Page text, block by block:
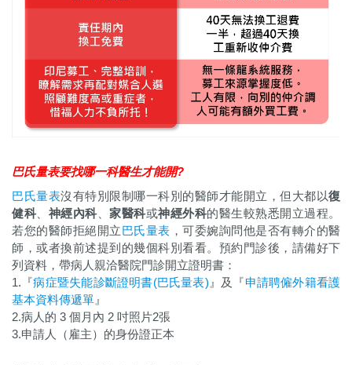
巴氏量表要找哪一科醫生才能開?
巴氏量表沒有特別限制哪一科別的醫師才能開立，但大都以復
健科、 神經內科、 家醫科或神經外科的醫生較熟悉開立過程。
若您的醫師拒絕開立巴氏量表 ，可委婉詢問他是否有轉介的醫
師，或者換前述提到的幾個科別看看。預約門診後，請備好下
列資料，帶病人親洽醫院門診開立證明書：
1.『病症暨失能診斷證明書(巴氏量表) 』及『申請聘僱外籍看護
基本資料傳遞單 』
2.病人的 3 個月內 2 吋照片2張
3.申請人（雇主）的身份證正本